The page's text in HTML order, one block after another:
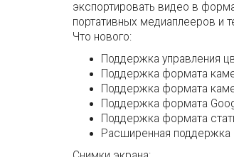
экспортировать видео в
портативных медиаплееров и
Что нового:
Поддержка управления
Поддержка формата
Поддержка формата
Поддержка формата
Поддержка формата
Расширенная поддержка